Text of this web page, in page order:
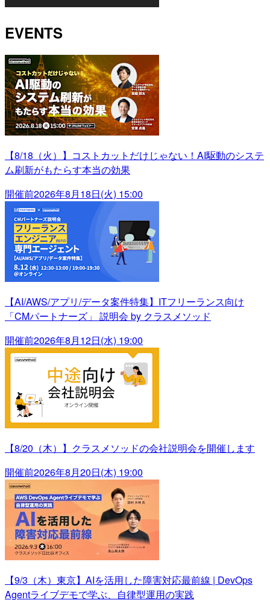
EVENTS
【8/18（火）】コストカットだけじゃない！AI駆動のシステ
ム刷新がもたらす本当の効果
開催前2026年8月18日(火) 15:00
【AI/AWS/アプリ/データ案件特集】ITフリーランス向け
「CMパートナーズ」 説明会 by クラスメソッド
開催前2026年8月12日(水) 19:00
【8/20（木）】クラスメソッドの会社説明会を開催します
開催前2026年8月20日(木) 19:00
【9/3（木）東京】AIを活用した障害対応最前線 | DevOps
Agentライブデモで学ぶ、自律型運用の実践